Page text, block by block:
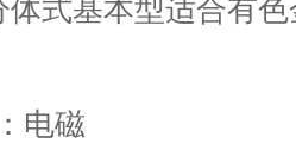
体式基本型适合有
电磁